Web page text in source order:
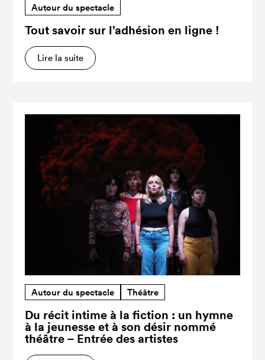
Autour du spectacle
Tout savoir sur l’adhésion en ligne !
Lire la suite
Autour du spectacle Théâtre
Du récit intime à la fiction : un hymne
à la jeunesse et à son désir nommé
théâtre – Entrée des artistes